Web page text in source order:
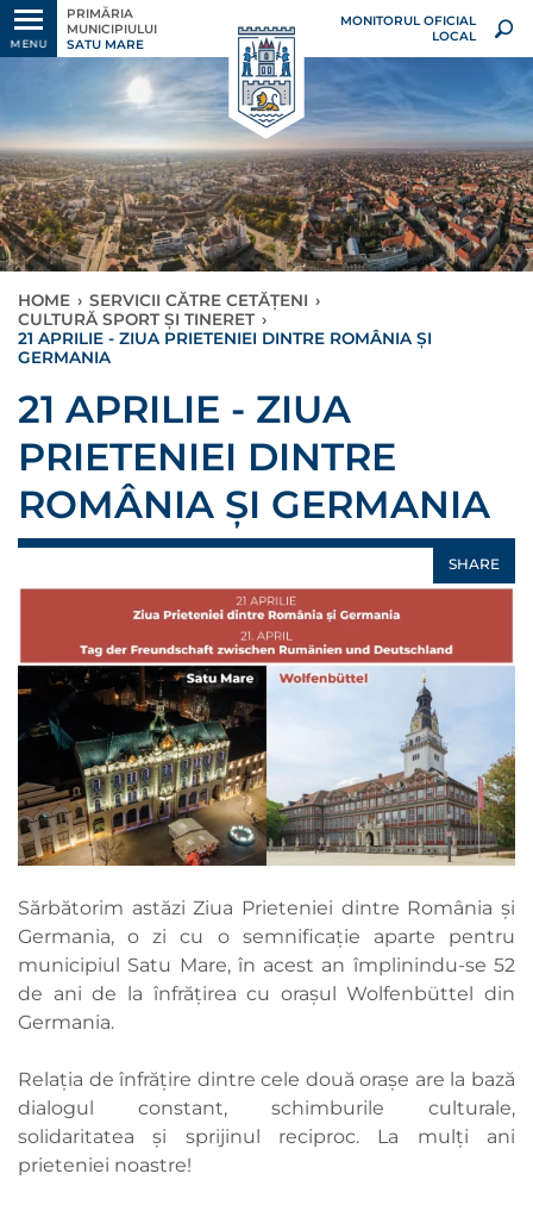
MENU
PRIMĂRIA
MUNICIPIULUI
SATU MARE
MONITORUL OFICIAL
LOCAL
HOME › SERVICII CĂTRE CETĂȚENI ›
CULTURĂ SPORT ȘI TINERET ›
21 APRILIE - ZIUA PRIETENIEI DINTRE ROMÂNIA ȘI
GERMANIA
21 APRILIE - ZIUA
PRIETENIEI DINTRE
ROMÂNIA ȘI GERMANIA
SHARE
Sărbătorim astăzi Ziua Prieteniei dintre România și
Germania, o zi cu o semnificație aparte pentru
municipiul Satu Mare, în acest an împlinindu-se 52
de ani de la înfrățirea cu orașul Wolfenbüttel din
Germania.
Relația de înfrățire dintre cele două orașe are la bază
dialogul constant, schimburile culturale,
solidaritatea și sprijinul reciproc. La mulți ani
prieteniei noastre!